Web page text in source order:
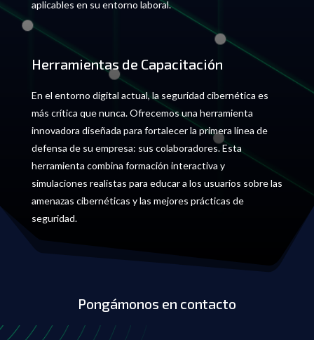
aplicables en su entorno laboral.
Herramientas de Capacitación
En el entorno digital actual, la seguridad cibernética es
más crítica que nunca. Ofrecemos una herramienta
innovadora diseñada para fortalecer la primera línea de
defensa de su empresa: sus colaboradores. Esta
herramienta combina formación interactiva y
simulaciones realistas para educar a los usuarios sobre las
amenazas cibernéticas y las mejores prácticas de
seguridad.
Pongámonos en contacto